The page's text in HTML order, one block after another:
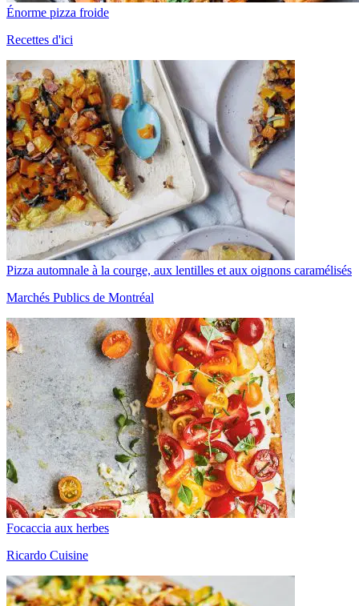
Énorme pizza froide
Recettes d'ici
Pizza automnale à la courge, aux lentilles et aux oignons caramélisés
Marchés Publics de Montréal
Focaccia aux herbes
Ricardo Cuisine